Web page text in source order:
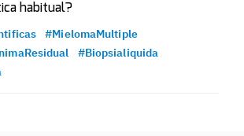
habitual?
#MielomaMultiple
#Biopsialiquida